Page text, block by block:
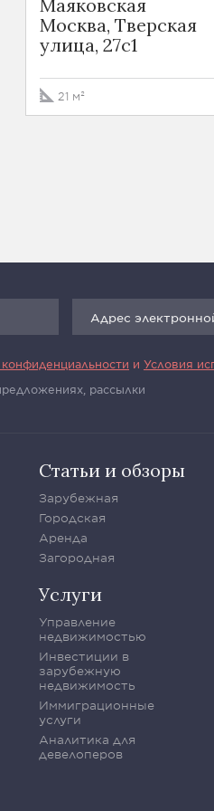
Маяковская
Москва, Тверская
улица, 27с1
21 м²
и Условия
рассылки
Статьи и обзоры
Зарубежная
Городская
Аренда
Загородная
Услуги
Управление
недвижимостью
Инвестиции в
зарубежную
недвижимость
Иммиграционные
услуги
Аналитика для
девелоперов